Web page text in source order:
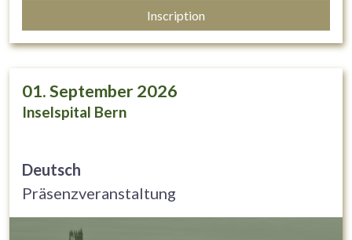
Inscription
01. September 2026
Inselspital Bern
Deutsch
Präsenzveranstaltung